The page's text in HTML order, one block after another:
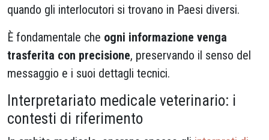
quando gli interlocutori si trovano in Paesi diversi.
È fondamentale che ogni informazione venga
trasferita con precisione, preservando il senso del
messaggio e i suoi dettagli tecnici.
Interpretariato medicale veterinario: i
contesti di riferimento